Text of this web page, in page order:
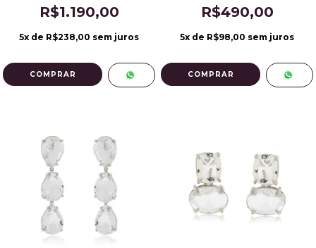
R$1.190,00
5x de R$238,00 sem juros
R$490,00
5x de R$98,00 sem juros